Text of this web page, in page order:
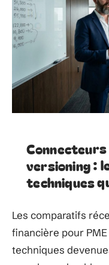
versioning :
techniques
Les comparatifs
financière pour
techniques